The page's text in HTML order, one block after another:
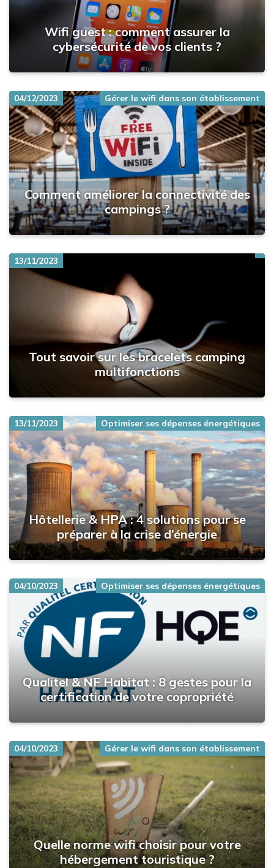
Wifi guest : comment assurer la
cybersécurité de vos clients ?
Comment améliorer la connectivité des
campings ?
04/12/2023 Gérer le wifi dans son établissement
Tout savoir sur les bracelets camping
multifonctions
13/11/2023
Hôtellerie & HPA : 4 solutions pour se
préparer à la crise d’énergie
13/11/2023 Optimiser ses dépenses énergétiques
Qualitel & NF Habitat : 8 gestes pour la
certification de votre copropriété
04/10/2023 Optimiser ses dépenses énergétiques
Quelle norme wifi choisir pour votre
hébergement touristique ?
04/10/2023 Gérer le wifi dans son établissement